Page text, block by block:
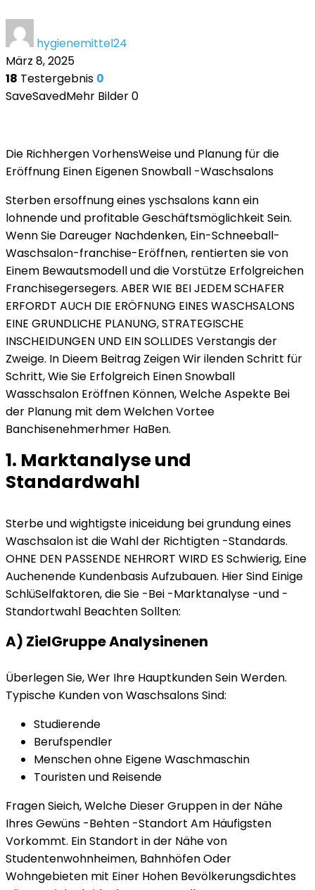
hygienemittel24
März 8, 2025
18 Testergebnis 0
SaveSavedMehr Bilder0
Die Richhergen VorhensWeise und Planung für die
Eröffnung Einen Eigenen Snowball -Waschsalons
Sterben ersoffnung eines yschsalons kann ein
lohnende und profitable Geschäftsmöglichkeit Sein.
Wenn Sie Dareuger Nachdenken, Ein-Schneeball-
Waschsalon-franchise-Eröffnen, rentierten sie von
Einem Bewautsmodell und die Vorstütze Erfolgreichen
Franchisegersegers. ABER WIE BEI ​​JEDEM SCHAFER
ERFORDT AUCH DIE ERÖFNUNG EINES WASCHSALONS
EINE GRUNDLICHE PLANUNG, STRATEGISCHE
INSCHEIDUNGEN UND EIN SOLLIDES Verstangis der
Zweige. In Dieem Beitrag Zeigen Wir ilenden Schritt für
Schritt, Wie Sie Erfolgreich Einen Snowball
Wasschsalon Eröffnen Können, Welche Aspekte Bei
der Planung mit dem Welchen Vortee
Banchisenehmerhmer HaBen.
1. Marktanalyse und
Standardwahl
Sterbe und wightigste iniceidung bei grundung eines
Waschsalon ist die Wahl der Richtigten -Standards.
OHNE DEN PASSENDE NEHRORT WIRD ES Schwierig, Eine
Auchenende Kundenbasis Aufzubauen. Hier Sind Einige
SchlüSelfaktoren, die Sie -Bei -Marktanalyse -und -
Standortwahl Beachten Sollten:
A) ZielGruppe Analysinenen
Überlegen Sie, Wer Ihre Hauptkunden Sein Werden.
Typische Kunden von Waschsalons Sind:
Studierende
Berufspendler
Menschen ohne Eigene Waschmaschin
Touristen und Reisende
Fragen Sieich, Welche Dieser Gruppen in der Nähe
Ihres Gewüns -Behten -Standort Am Häufigsten
Vorkommt. Ein Standort in der Nähe von
Studentenwohnheimen, Bahnhöfen Oder
Wohngebieten mit Einer Hohen Bevölkerungsdichtes